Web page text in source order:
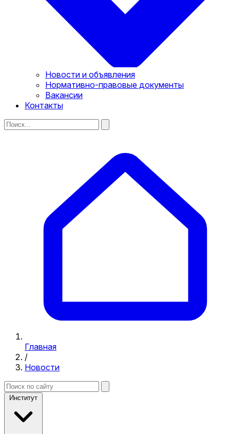
Новости и объявления
Нормативно-правовые документы
Вакансии
Контакты
Главная
/
Новости
Институт